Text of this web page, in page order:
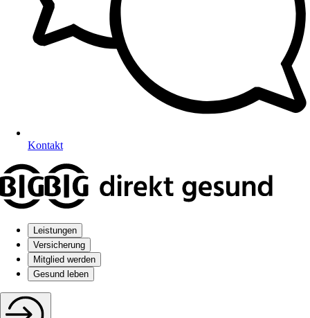
Kontakt
Leistungen
Versicherung
Mitglied werden
Gesund leben